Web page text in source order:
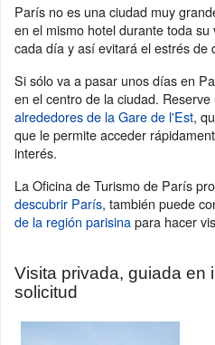
París no es una ciudad muy
en el mismo hotel durante toda
cada día y así evitará el estrés de
Si sólo va a pasar unos días en
en el centro de la ciudad. Reserve
alrededores de la Gare de l'Est,
que le permite acceder
interés.
La Oficina de Turismo de París
descubrir París, también puede
de la región parisinapara hacer
Visita privada, guiada en
solicitud